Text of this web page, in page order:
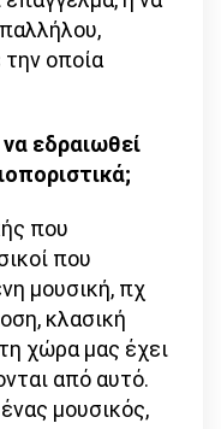
οποία
εδραιωθεί
που
που
μουσική, πχ
κλασική
χώρα μας έχει
από αυτό.
μουσικός,